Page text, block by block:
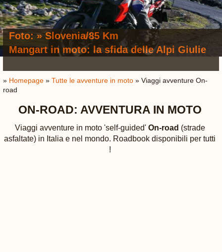
Foto: » Slovenia/85 Km
Mangart in moto: la sfida delle Alpi Giulie
» Homepage» Tutte le avventure in moto» Viaggi avventure On-
road
ON-ROAD: AVVENTURA IN MOTO
Viaggi avventure in moto 'self-guided' On-road (strade
asfaltate) in Italia e nel mondo. Roadbook disponibili per tutti
!